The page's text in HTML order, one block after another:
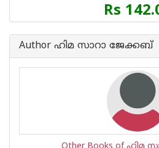
Rs
Author ഹിമ സാറാ ജേക്കബ്